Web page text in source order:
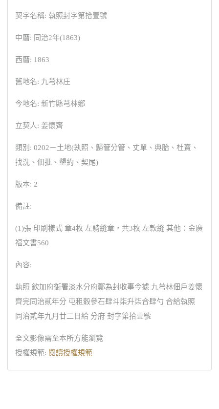
契字名稱: 執照封字第拾壹號
中曆: 同治2年(1863)
西曆: 1863
舊地名: 九芎林庄
今地名: 新竹縣芎林鄉
立契人: 姜懷齊
類別: 0202－土地(執照、歸管分管、丈單、典胎、杜賣、
找洗、佃批、墾約、契尾)
版本: 2
備註:
(1)張 印刷樣式 章4枚 左騎縫章，共3枚 左款縫 其他：金廣
福文書560
內容:
執照 欽加府衘署淡水分府鄭為封收事今據 九芎林佃戶姜懷
齊完同治貳年分 屯租穀參石肆斗柒升柒合肆勺 合給執照
同治貳年九月廿二日給 分府 封字第拾壹號
全文影像需至本所方能瀏覽
授權規範: 閱讀授權規範